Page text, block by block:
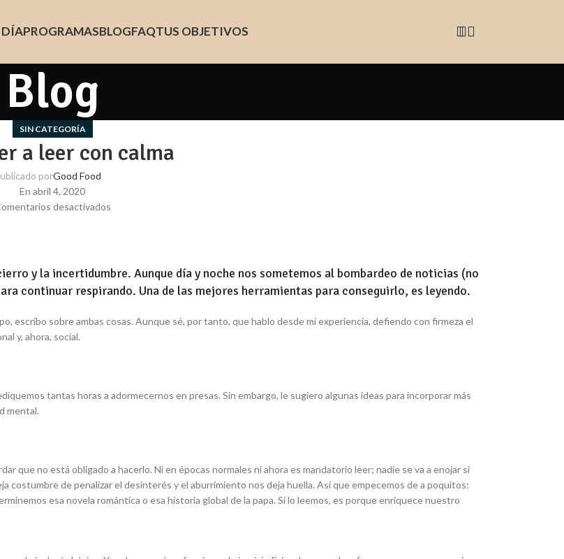
DÍAPROGRAMASBLOGFAQTUS OBJETIVOS
Blog
SIN CATEGORÍA
a leer con calma
porGood Food
En abril 4, 2020
desactivados
y la incertidumbre. Aunque día y noche nos sometemos al bombardeo de noticias (no
continuar respirando. Una de las mejores herramientas para conseguirlo, es leyendo.
escribo sobre ambas cosas. Aunque sé, por tanto, que hablo desde mi experiencia, defiendo con firmeza el
y, ahora, social.
tantas horas a adormecernos en presas. Sin embargo, le sugiero algunas ideas para incorporar más
mental.
que no está obligado a hacerlo. Ni en épocas normales ni ahora es mandatorio leer; nadie se va a enojar si
costumbre de penalizar el desinterés y el aburrimiento nos deja huella. Así que empecemos de a poquitos:
esa novela romántica o esa historia global de la papa. Si lo leemos, es porque enriquece nuestro